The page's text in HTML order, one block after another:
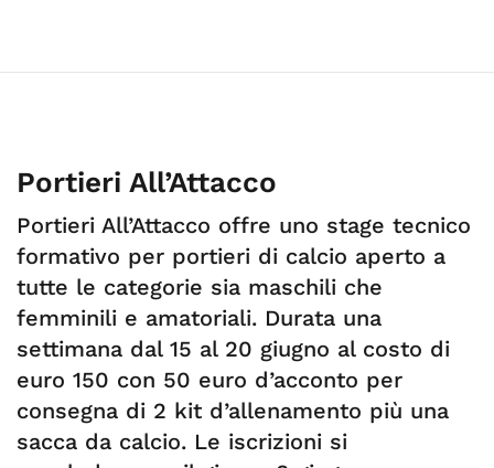
Portieri All’Attacco
Portieri All’Attacco offre uno stage tecnico
formativo per portieri di calcio aperto a
tutte le categorie sia maschili che
femminili e amatoriali. Durata una
settimana dal 15 al 20 giugno al costo di
euro 150 con 50 euro d’acconto per
consegna di 2 kit d’allenamento più una
sacca da calcio. Le iscrizioni si